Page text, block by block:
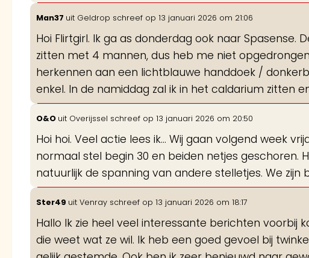
Man37 uit Geldrop schreef op 13 januari 2026 om 21:06
Hoi Flirtgirl. Ik ga as donderdag ook naar Spasense.
zitten met 4 mannen, dus heb me niet
herkennen aan een lichtblauwe handdoek /
enkel. In de namiddag zal ik in het caldarium zitten
O&O uit Overijssel schreef op 13 januari 2026 om 20:50
Hoi hoi. Veel actie lees ik... Wij gaan volgend week
normaal stel begin 30 en beiden netjes geschoren.
natuurlijk de spanning van andere stelletjes. We
Ster49 uit Venray schreef op 13 januari 2026 om 18:17
Hallo Ik zie heel veel interessante berichten voorbij
die weet wat ze wil. Ik heb een goed gevoel bij